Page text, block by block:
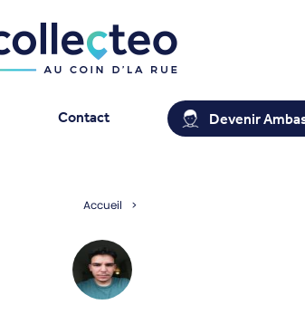
Contact Devenir
Accueil